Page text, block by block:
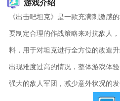
游戏介绍
《出击吧坦克》是一款充满刺激感
要制定合理的作战策略来对抗敌人
料，用于对坦克进行全方位的改造
出现难度过高的情况，整体游戏体
强大的敌人军团，减少意外状况的